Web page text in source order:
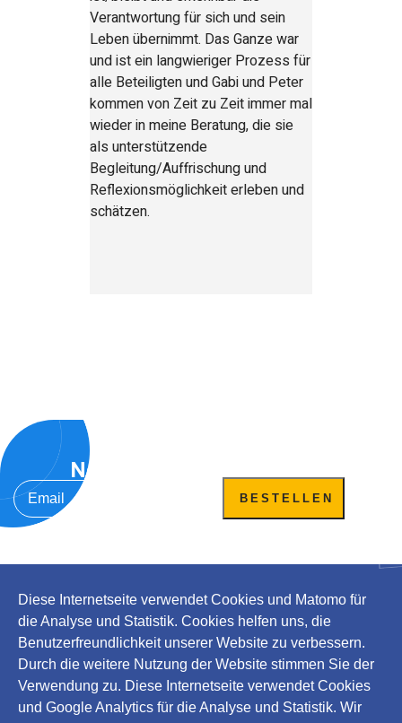
Verantwortung für sich und sein
Leben übernimmt. Das Ganze war
und ist ein langwieriger Prozess für
alle Beteiligten und Gabi und Peter
kommen von Zeit zu Zeit immer mal
wieder in meine Beratung, die sie
als unterstützende
Begleitung/Auffrischung und
Reflexionsmöglichkeit erleben und
schätzen.
Newsletter bestellen
BESTELLEN
Rechtliches
Impressum
Datenschutz
Diese Internetseite verwendet Cookies und Matomo für
die Analyse und Statistik. Cookies helfen uns, die
Benutzerfreundlichkeit unserer Website zu verbessern.
Durch die weitere Nutzung der Website stimmen Sie der
Verwendung zu. Diese Internetseite verwendet Cookies
und Google Analytics für die Analyse und Statistik. Wir